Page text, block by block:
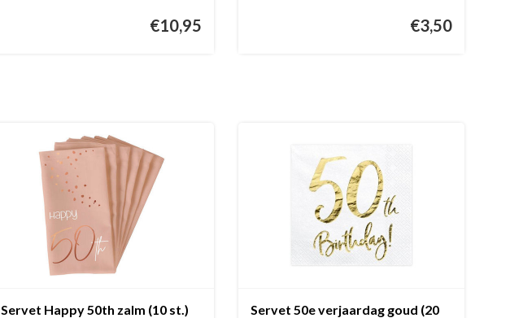
€10,95 €3,50
Servet Happy 50th zalm (10 st.)
Servet 50e verjaardag goud (20